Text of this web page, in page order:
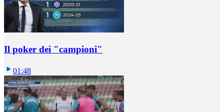
Il poker dei "campioni"
01:48